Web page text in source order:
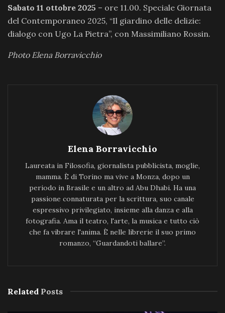
Sabato 11 ottobre 2025 – ore 11.00. Speciale Giornata
del Contemporaneo 2025, “Il giardino delle delizie:
dialogo con Ugo La Pietra”, con Massimiliano Rossin.
Photo Elena Borravicchio
Elena Borravicchio
Laureata in Filosofia, giornalista pubblicista, moglie,
mamma. È di Torino ma vive a Monza, dopo un
periodo in Brasile e un altro ad Abu Dhabi. Ha una
passione connaturata per la scrittura, suo canale
espressivo privilegiato, insieme alla danza e alla
fotografia. Ama il teatro, l'arte, la musica e tutto ciò
che fa vibrare l'anima. È nelle librerie il suo primo
romanzo, “Guardandoti ballare”.
Related Posts